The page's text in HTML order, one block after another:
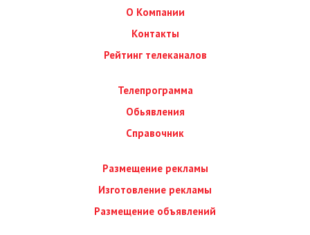
О Компании
Контакты
Рейтинг телеканалов
Телепрограмма
Обьявления
Справочник
Размещение рекламы
Изготовление рекламы
Размещение объявлений